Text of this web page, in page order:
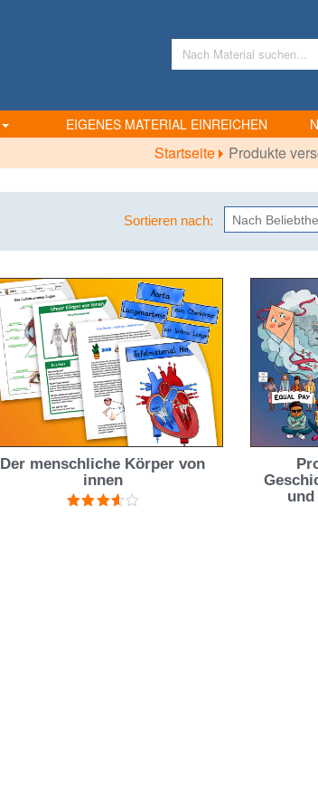
EIGENES MATERIAL EINREICHEN
Startseite Produkte
Sortieren nach:
Der menschliche Körper von
innen